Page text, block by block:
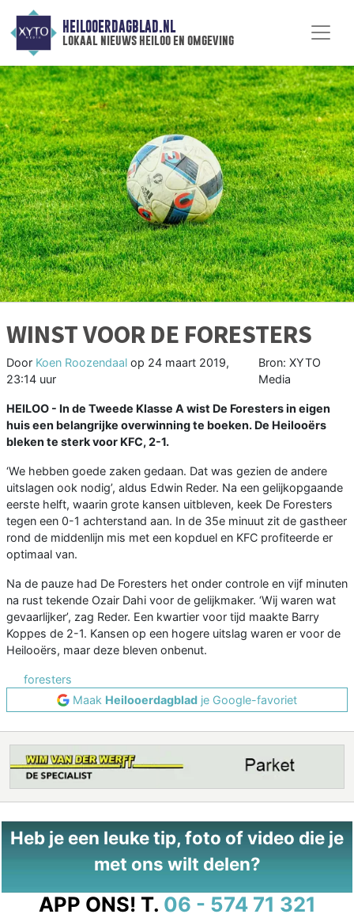
HEILOOERDAGBLAD.NL
lokaal nieuws heiloo en omgeving
WINST VOOR DE FORESTERS
Door Koen Roozendaal op 24 maart 2019,
23:14 uur
Bron: XYTO
Media
HEILOO - In de Tweede Klasse A wist De Foresters in eigen
huis een belangrijke overwinning te boeken. De Heilooërs
bleken te sterk voor KFC, 2-1.
‘We hebben goede zaken gedaan. Dat was gezien de andere
uitslagen ook nodig’, aldus Edwin Reder. Na een gelijkopgaande
eerste helft, waarin grote kansen uitbleven, keek De Foresters
tegen een 0-1 achterstand aan. In de 35e minuut zit de gastheer
rond de middenlijn mis met een kopduel en KFC profiteerde er
optimaal van.
Na de pauze had De Foresters het onder controle en vijf minuten
na rust tekende Ozair Dahi voor de gelijkmaker. ‘Wij waren wat
gevaarlijker’, zag Reder. Een kwartier voor tijd maakte Barry
Koppes de 2-1. Kansen op een hogere uitslag waren er voor de
Heilooërs, maar deze bleven onbenut.
foresters
Maak Heilooerdagblad je Google-favoriet
Heb je een leuke tip, foto of video die je
met ons wilt delen?
APP ONS! T. 06 - 574 71 321